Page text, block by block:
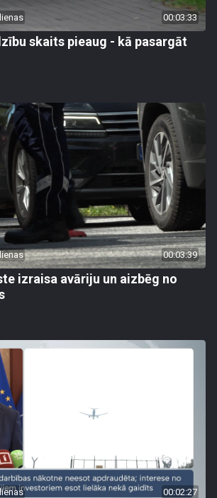
00:03:33
skaits pieaug - kā pasargāt
00:03:39
izraisa avāriju un aizbēg no
00:02:27